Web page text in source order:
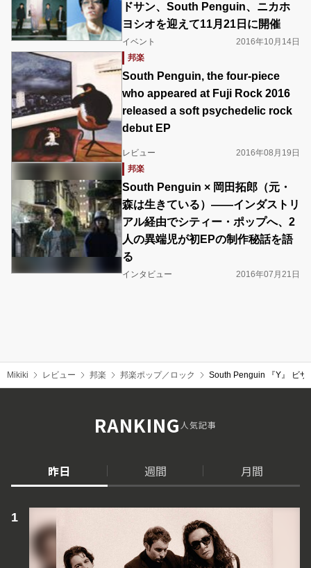
ドサン、South Penguin、ニカホ
ヨシオを迎えて11月21日に開催
イベント
2016年10月14日
邦楽
South Penguin, the four-piece
who appeared at Fuji Rock 2016
released a soft psychedelic rock
debut EP
レビュー
2016年08月19日
邦楽
South Penguin × 岡田拓郎（元・
森は生きている）――インダストリ
アル経由でシティー・ポップへ、2
人の異端児が初EPの制作秘話を語
る
インタビュー 2016年07月21日
Mikiki レビュー 邦楽 邦楽ポップ／ロック South Penguin 『Y』 ビ
RANKING人気記事
昨日 週間 月間